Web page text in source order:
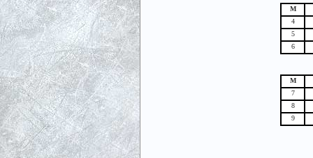
М
4
5
6
М
7
8
9